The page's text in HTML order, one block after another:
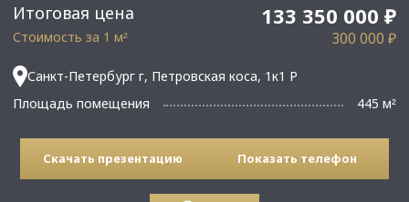
Итоговая цена 133 350 000 ₽
Стоимость за 1 м² 300 000 ₽
Санкт-Петербург г, Петровская коса, 1к1 Р
Площадь помещения
445 м²
Скачать презентацию Показать телефон